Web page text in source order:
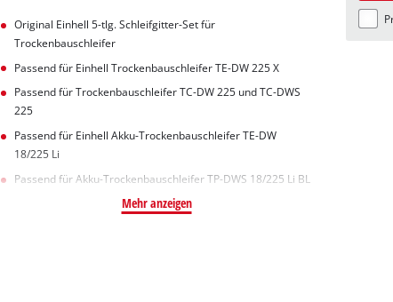
Original Einhell 5-tlg. Schleifgitter-Set für
Trockenbauschleifer
Passend für Einhell Trockenbauschleifer TE-DW 225 X
Passend für Trockenbauschleifer TC-DW 225 und TC-DWS
225
Passend für Einhell Akku-Trockenbauschleifer TE-DW
18/225 Li
Passend für Akku-Trockenbauschleifer TP-DWS 18/225 Li BL
Mehr anzeigen